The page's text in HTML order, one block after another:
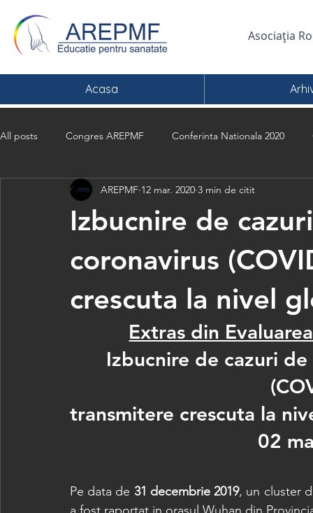
Asociația
Acasa
All posts Congres AREPMF Conferinta Nationala 2020
Izbucnire de
coronavirus
crescuta la nivel
AREPMF 12 mar. 2020 3 min de citit
Extras din
Izbucnire de cazuri
transmitere crescuta la
02
Pe data de 31 decembrie 2019, un cluster